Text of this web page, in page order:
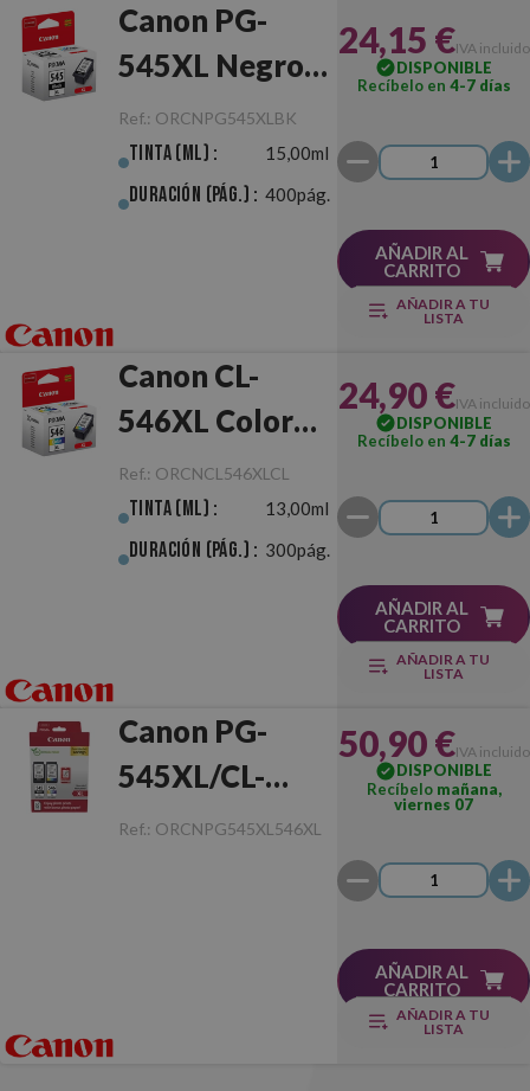
Canon PG-
545XL Negro
Original
Ref.: ORCNPG545XLBK
Tinta (ml) : 15,00ml
Duración (pág.) : 400pág.
24,15 €IVA incluido
DISPONIBLE
Recíbelo en 4-7 días
AÑADIR AL
CARRITO
AÑADIR A TU
LISTA
Canon CL-
546XL Color
Original
Ref.: ORCNCL546XLCL
Tinta (ml) : 13,00ml
Duración (pág.) : 300pág.
24,90 €IVA incluido
DISPONIBLE
Recíbelo en 4-7 días
AÑADIR AL
CARRITO
AÑADIR A TU
LISTA
Canon PG-
545XL/CL-
546XL Photo
Ref.: ORCNPG545XL546XL
50,90 €IVA incluido
DISPONIBLE
Recíbelo mañana,
viernes 07
AÑADIR AL
CARRITO
AÑADIR A TU
LISTA